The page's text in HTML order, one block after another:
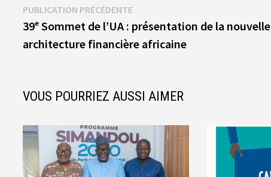
Navigation
de
PUBLICATION PRÉCÉDENTEPublication
précédente :
39ᵉ Sommet de l’UA : présentation de la nouvelle
architecture financière africaine
VOUS POURRIEZ AUSSI AIMER